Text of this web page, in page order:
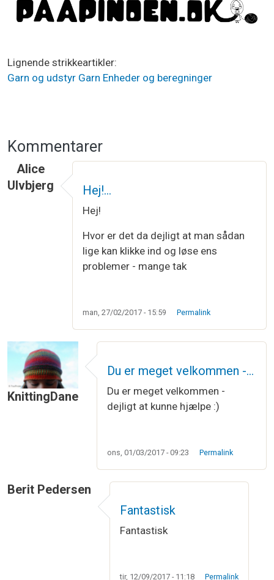
Lignende strikkeartikler
Garn og udstyr Garn Enheder og beregninger
Kommentarer
Alice
Ulvbjerg
Hej!…
Hej!
Hvor er det da dejligt at man sådan
lige kan klikke ind og løse ens
problemer - mange tak
man, 27/02/2017 - 15:59 Permalink
KnittingDane
Du er meget velkommen -…
Du er meget velkommen -
dejligt at kunne hjælpe :)
ons, 01/03/2017 - 09:23 Permalink
Berit Pedersen
Fantastisk
Fantastisk
tir, 12/09/2017 - 11:18 Permalink